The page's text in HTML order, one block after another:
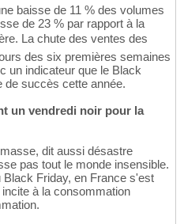
baisse de 11 % des volumes
de 23 % par rapport à la
La chute des ventes des
des six premières semaines
un indicateur que le Black
de succès cette année.
un vendredi noir pour la
dit aussi désastre
pas tout le monde insensible.
Friday, en France s'est
à la consommation